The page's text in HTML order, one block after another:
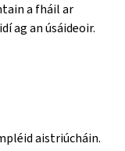
a fháil ar
ag an úsáideoir.
aistriúcháin.